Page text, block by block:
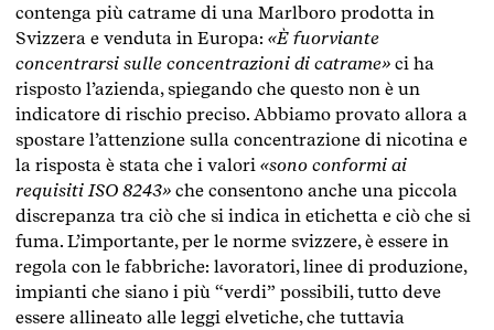
contenga più catrame di una Marlboro prodotta in
Svizzera e venduta in Europa: «È fuorviante
concentrarsi sulle concentrazioni di catrame» ci ha
risposto l’azienda, spiegando che questo non è un
indicatore di rischio preciso. Abbiamo provato allora a
spostare l’attenzione sulla concentrazione di nicotina e
la risposta è stata che i valori «sono conformi ai
requisiti ISO 8243» che consentono anche una piccola
discrepanza tra ciò che si indica in etichetta e ciò che si
fuma. L’importante, per le norme svizzere, è essere in
regola con le fabbriche: lavoratori, linee di produzione,
impianti che siano i più “verdi” possibili, tutto deve
essere allineato alle leggi elvetiche, che tuttavia